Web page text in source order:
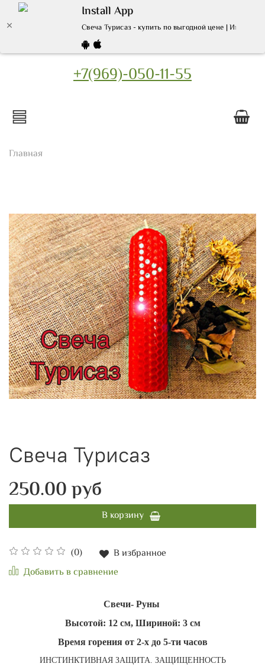
Install App
Свеча Турисаз - купить по выгодной цене |
+7(969)-050-11-55
Главная
Свеча Турисаз
(0)
В избранное
Добавить в сравнение
250.00 руб
В корзину
Свечи- Руны
Высотой: 12 см, Шириной: 3 см
Время горения от 2-х до 5-ти часов
ИНСТИНКТИВНАЯ ЗАЩИТА. ЗАЩИЩЕННОСТЬ